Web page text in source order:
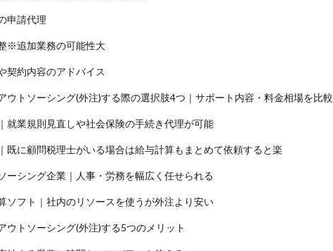
申請代理
※追加業務の可能性大
契約内容のアドバイス
ウトソーシング(外注)する際の選択肢4つ｜サポート内容・料金相場を比較
就業規則見直しや社会保険の手続き代理が可能
既に顧問税理士がいる場合は給与計算もまとめて依頼すると楽
ーシング企業｜人事・労務を幅広く任せられる
ソフト｜社内のリソースを使うが外注より安い
ウトソーシング(外注)する5つのメリット